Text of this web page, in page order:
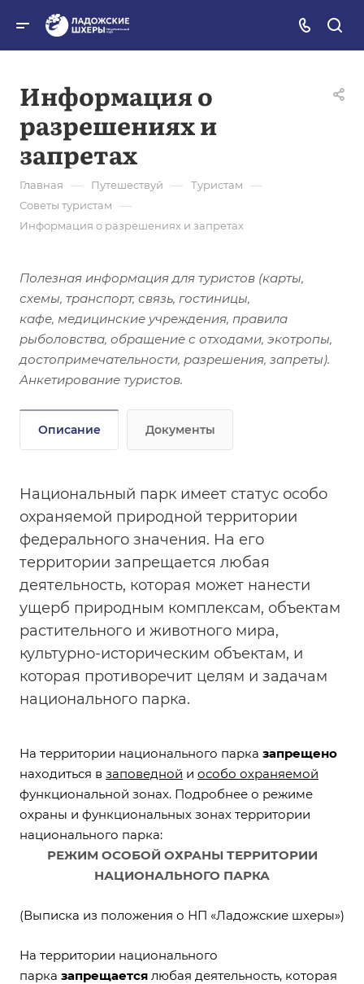
Информация о
разрешениях и
запретах
Главная — Путешествуй — Туристам —
Советы туристам —
Информация о разрешениях и запретах
Полезная информация для туристов (карты,
схемы, транспорт, связь, гостиницы,
кафе, медицинские учреждения, правила
рыболовства, обращение с отходами, экотропы,
достопримечательности, разрешения, запреты).
Анкетирование туристов.
Описание Документы
Национальный парк имеет статус особо
охраняемой природной территории
федерального значения. На его
территории запрещается любая
деятельность, которая может нанести
ущерб природным комплексам, объектам
растительного и животного мира,
культурно-историческим объектам, и
которая противоречит целям и задачам
национального парка.
На территории национального парка запрещено
находиться в заповедной и особо охраняемой
функциональной зонах. Подробнее о режиме
охраны и функциональных зонах территории
национального парка:
РЕЖИМ ОСОБОЙ ОХРАНЫ ТЕРРИТОРИИ
НАЦИОНАЛЬНОГО ПАРКА
(Выписка из положения о НП «Ладожские шхеры»)
На территории национального
парка запрещается любая деятельность, которая